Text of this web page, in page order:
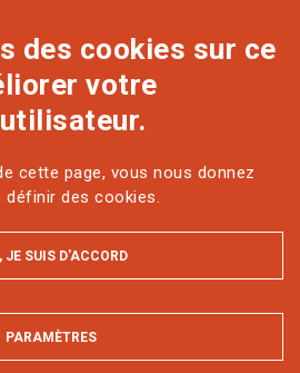
CONTACTER
les réseaux
ET DONNÉES PERSONNELLES
des cookies sur ce
votre
cette page, vous nous donnez
des cookies.
JE SUIS D'ACCORD
MASQUER
PARAMÈTRES